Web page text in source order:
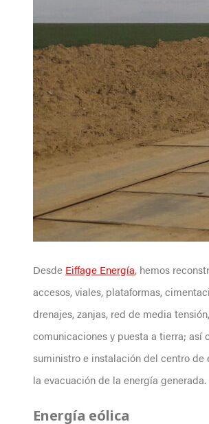
Desde Eiffage Energía, hemos
accesos, viales, plataformas,
drenajes, zanjas, red de media tensión,
comunicaciones y puesta a tierra; así
suministro e instalación del centro de
la evacuación de la energía generada.
Energía eólica